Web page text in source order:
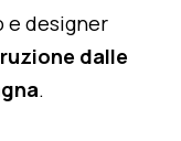
e designer
dalle
.